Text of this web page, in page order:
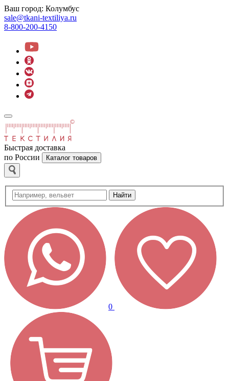
Ваш город: Колумбус
sale@tkani-textiliya.ru
8-800-200-4150
Быстрая доставка
по России
Каталог товаров
Найти
0